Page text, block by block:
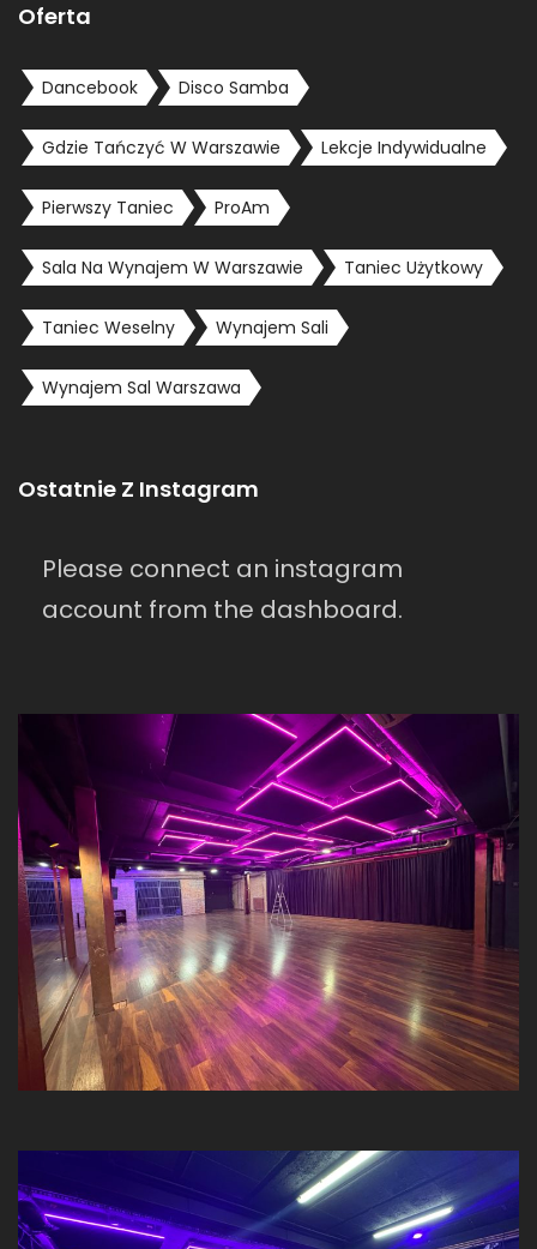
Oferta
Dancebook Disco Samba
Gdzie Tańczyć W Warszawie Lekcje Indywidualne
Pierwszy Taniec ProAm
Sala Na Wynajem W Warszawie Taniec Użytkowy
Taniec Weselny Wynajem Sali
Wynajem Sal Warszawa
Ostatnie Z Instagram
Please connect an instagram
account from the dashboard.